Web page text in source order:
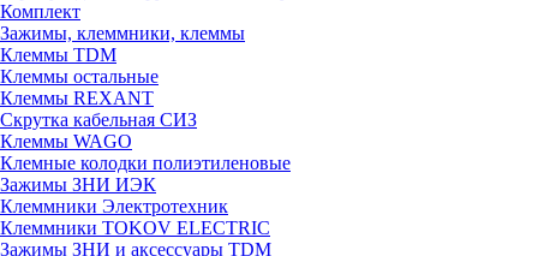
Комплект
Зажимы, клеммники, клеммы
Клеммы TDM
Клеммы остальные
Клеммы REXANT
Скрутка кабельная СИЗ
Клеммы WAGO
Клемные колодки полиэтиленовые
Зажимы ЗНИ ИЭК
Клеммники Электротехник
Клеммники TOKOV ELECTRIC
Зажимы ЗНИ и аксессуары TDM